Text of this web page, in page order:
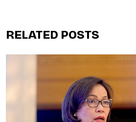
RELATED POSTS